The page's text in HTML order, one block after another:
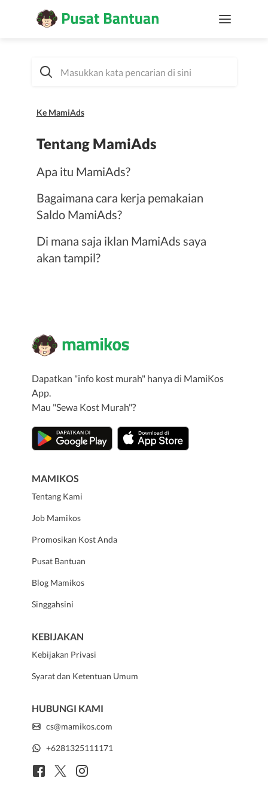
Ke MamiAds
Tentang MamiAds
Apa itu MamiAds?
Bagaimana cara kerja pemakaian
Saldo MamiAds?
Di mana saja iklan MamiAds saya
akan tampil?
Dapatkan "info kost murah" hanya di MamiKos
App.
Mau "Sewa Kost Murah"?
MAMIKOS
Tentang Kami
Job Mamikos
Promosikan Kost Anda
Pusat Bantuan
Blog Mamikos
Singgahsini
KEBIJAKAN
Kebijakan Privasi
Syarat dan Ketentuan Umum
HUBUNGI KAMI
cs@mamikos.com
+6281325111171